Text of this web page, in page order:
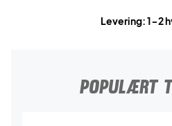
Levering: 1-2
POPULÆRT